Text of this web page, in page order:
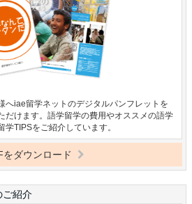
へiae留学ネットのデジタルパンフレットを
だけます。語学留学の費用やオススメの語学
TIPSをご紹介しています。
をダウンロード
ご紹介